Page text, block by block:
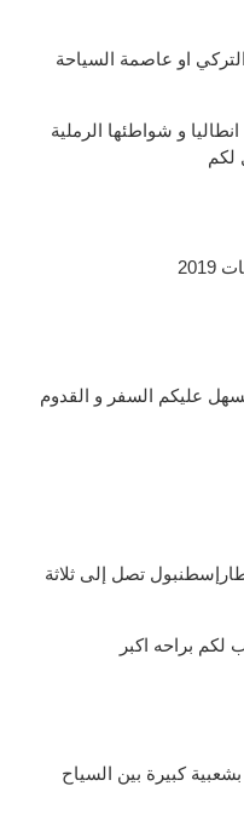
و شواطئها الرملية
لكم
عليكم السفر و القدوم
تصل إلى ثلاثة
لكم براحه اكبر
بشعبية كبيرة بين السياح